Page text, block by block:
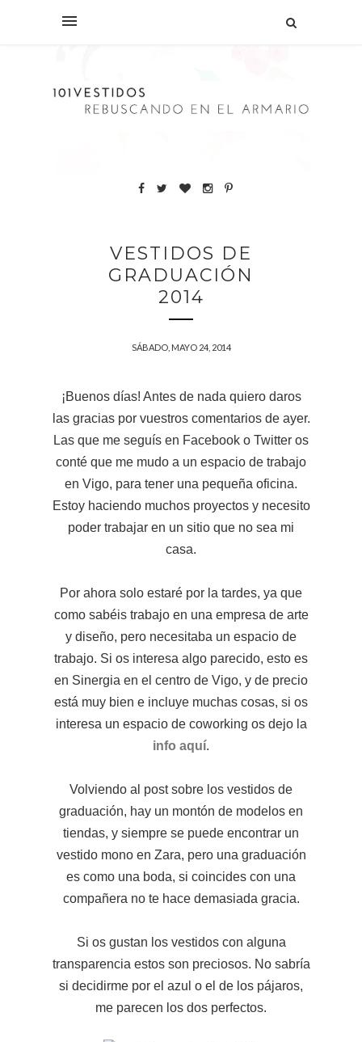
VESTIDOS DE
GRADUACIÓN
2014
SÁBADO, MAYO 24, 2014
¡Buenos días! Antes de nada quiero daros
las gracias por vuestros comentarios de ayer.
Las que me seguís en Facebook o Twitter os
conté que me mudo a un espacio de trabajo
en Vigo, para tener una pequeña oficina.
Estoy haciendo muchos proyectos y necesito
poder trabajar en un sitio que no sea mi
casa.
Por ahora solo estaré por la tardes, ya que
como sabéis trabajo en una empresa de arte
y diseño, pero necesitaba un espacio de
trabajo. Si os interesa algo parecido, esto es
en Sinergia en el centro de Vigo, y de precio
está muy bien e incluye muchas cosas, si os
interesa un espacio de coworking os dejo la
info aquí.
Volviendo al post sobre los vestidos de
graduación, hay un montón de modelos en
tiendas, y siempre se puede encontrar un
vestido mono en Zara, pero una graduación
es como una boda, si coincides con una
compañera no te hace demasiada gracia.
Si os gustan los vestidos con alguna
transparencia estos son preciosos. No sabría
si decidirme por el azul o el de los pájaros,
me parecen los dos perfectos.